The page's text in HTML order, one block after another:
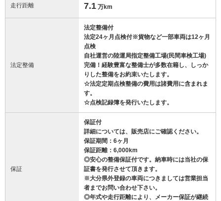
走行距離 7.1 万km
法定整備
法定整備付
法定24ヶ月点検付※貨物など一部車両は12ヶ月
点検
自社運営の陸運局指定整備工場(民間車検工場)
完備！経験豊富な整備士が多数在籍し、しっか
りした整備をお約束いたします。
☆法定定期点検整備の費用は諸費用に含まれま
す。
☆点検記録簿を発行いたします。
保証
保証付
詳細については、販売店にご確認ください。
保証期間：6ヶ月
保証距離：6,000km
◎安心の整備保証付です。納車時には当社の保
証書を発行させて頂きます。
※大分県外登録の車両につきましては営業担当
者までお問い合わせ下さい。
◎年式や走行距離により、メーカー保証が継続